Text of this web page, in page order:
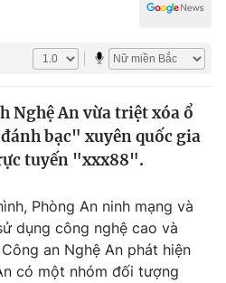
Nghệ An vừa triệt xóa ổ
bạc" xuyên quốc gia
tuyến "xxx88".
Phòng An ninh mạng và
dụng công nghệ cao và
an Nghệ An phát hiện
có một nhóm đối tượng